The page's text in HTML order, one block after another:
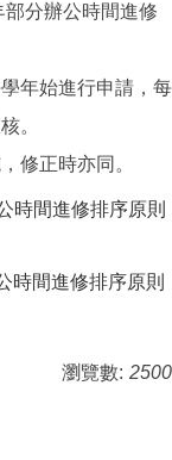
分辦公時間進修
年始進行申請，每
。
修正時亦同。
時間進修排序原則
時間進修排序原則
瀏覽數: 2500